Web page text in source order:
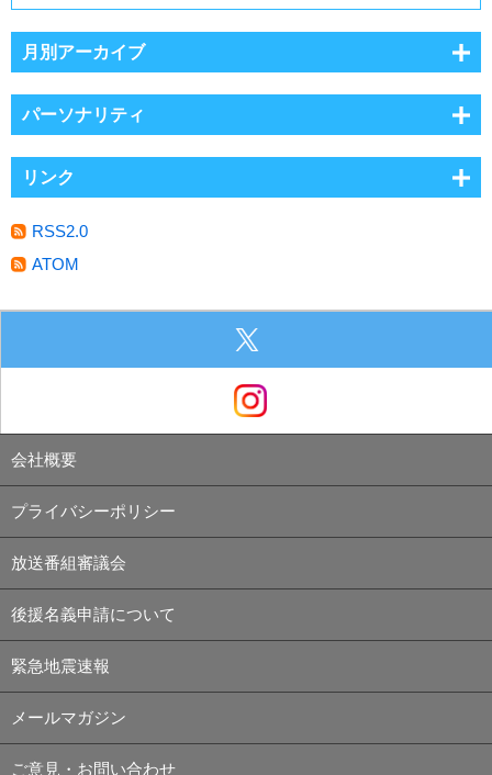
月別アーカイブ
パーソナリティ
リンク
RSS2.0
ATOM
会社概要
プライバシーポリシー
放送番組審議会
後援名義申請について
緊急地震速報
メールマガジン
ご意見・お問い合わせ